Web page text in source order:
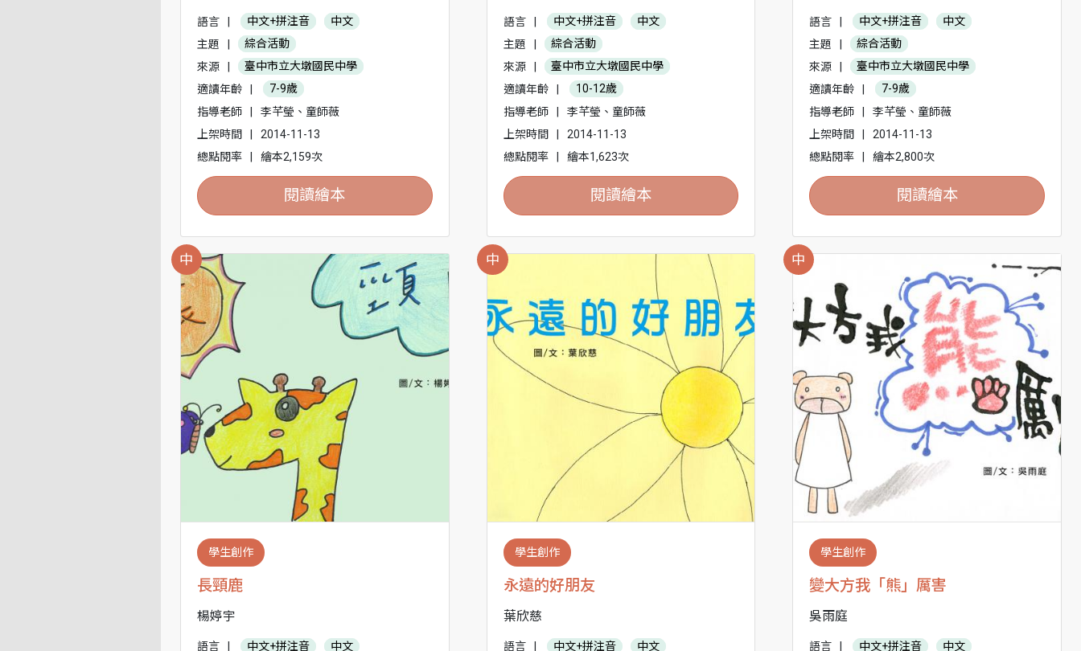
語言 中文+拼注音
中文
主題
綜合活動
來源
臺中市立大墩國民中學
適讀年齡
7-9歲
指導老師
李芊瑩、童師薇
上架時間
2014-11-13
總點閱率
繪本2,159次
閱讀繪本
語言 中文+拼注音
中文
主題
綜合活動
來源
臺中市立大墩國民中學
適讀年齡
10-12歲
指導老師
李芊瑩、童師薇
上架時間
2014-11-13
總點閱率
繪本1,623次
閱讀繪本
語言 中文+拼注音
中文
主題
綜合活動
來源
臺中市立大墩國民中學
適讀年齡
7-9歲
指導老師
李芊瑩、童師薇
上架時間
2014-11-13
總點閱率
繪本2,800次
閱讀繪本
中
學生創作
長頸鹿
楊婷宇
語言 中文+拼注音
中文
中
學生創作
永遠的好朋友
葉欣慈
語言 中文+拼注音
中文
中
學生創作
變大方我「熊」厲害
吳雨庭
語言 中文+拼注音
中文